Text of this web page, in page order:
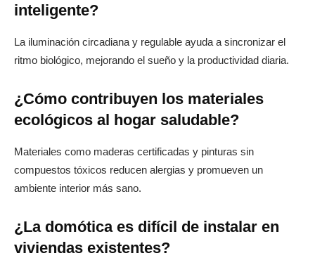
inteligente?
La iluminación circadiana y regulable ayuda a sincronizar el
ritmo biológico, mejorando el sueño y la productividad diaria.
¿Cómo contribuyen los materiales
ecológicos al hogar saludable?
Materiales como maderas certificadas y pinturas sin
compuestos tóxicos reducen alergias y promueven un
ambiente interior más sano.
¿La domótica es difícil de instalar en
viviendas existentes?